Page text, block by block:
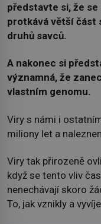
představte si, že
protkává větší část
druhů savců.
A nakonec si
významná, že
vlastním genomu.
Viry s námi i
miliony let a
Viry tak přirozeně
když se tento vliv
nenechávají skoro
To, jak vznikly a